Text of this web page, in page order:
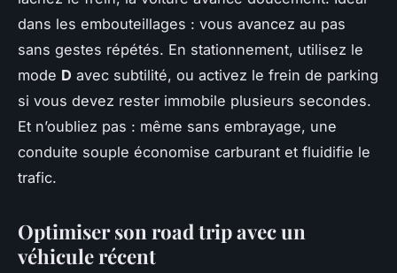
dans les embouteillages : vous avancez au pas
sans gestes répétés. En stationnement, utilisez le
mode D avec subtilité, ou activez le frein de parking
si vous devez rester immobile plusieurs secondes.
Et n’oubliez pas : même sans embrayage, une
conduite souple économise carburant et fluidifie le
trafic.
Optimiser son road trip avec un
véhicule récent